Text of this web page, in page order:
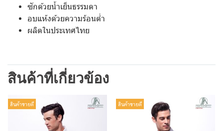
ซักด้วยน้ำเย็นธรรมดา
อบแห้งด้วยความร้อนต่ำ
ผลิตในประเทศไทย
สินค้าที่เกี่ยวข้อง
สินค้าขายดี สินค้าขายดี